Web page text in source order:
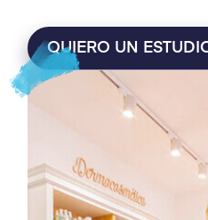
QUIERO UN